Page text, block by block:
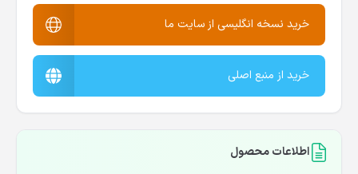
خرید نسخه انگلیسی از سایت ما
خرید از منبع اصلی
اطلاعات محصول